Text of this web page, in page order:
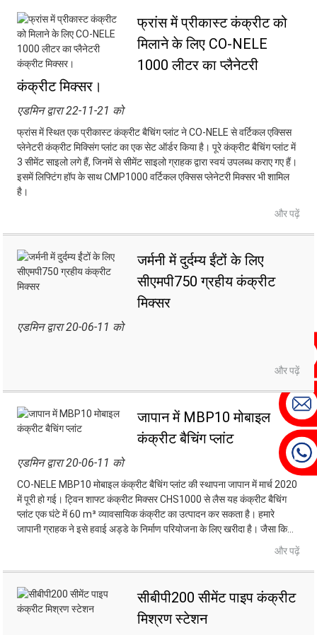
फ्रांस में प्रीकास्ट कंक्रीट को
मिलाने के लिए CO-NELE
1000 लीटर का प्लैनेटरी
कंक्रीट मिक्सर।
एडमिन द्वारा 22-11-21 को
फ्रांस में स्थित एक प्रीकास्ट कंक्रीट बैचिंग प्लांट ने CO-NELE से वर्टिकल एक्सिस
प्लेनेटरी कंक्रीट मिक्सिंग प्लांट का एक सेट ऑर्डर किया है। पूरे कंक्रीट बैचिंग प्लांट में
3 सीमेंट साइलो लगे हैं, जिनमें से सीमेंट साइलो ग्राहक द्वारा स्वयं उपलब्ध कराए गए हैं।
इसमें लिफ्टिंग हॉप के साथ CMP1000 वर्टिकल एक्सिस प्लेनेटरी मिक्सर भी शामिल
है।
और पढ़ें
जर्मनी में दुर्दम्य ईंटों के लिए
सीएमपी750 ग्रहीय कंक्रीट
मिक्सर
एडमिन द्वारा 20-06-11 को
और पढ़ें
जापान में MBP10 मोबाइल
कंक्रीट बैचिंग प्लांट
एडमिन द्वारा 20-06-11 को
CO-NELE MBP10 मोबाइल कंक्रीट बैचिंग प्लांट की स्थापना जापान में मार्च 2020
में पूरी हो गई। ट्विन शाफ्ट कंक्रीट मिक्सर CHS1000 से लैस यह कंक्रीट बैचिंग
प्लांट एक घंटे में 60 m³ व्यावसायिक कंक्रीट का उत्पादन कर सकता है। हमारे
जापानी ग्राहक ने इसे हवाई अड्डे के निर्माण परियोजना के लिए खरीदा है। जैसा कि...
और पढ़ें
सीबीपी200 सीमेंट पाइप कंक्रीट
मिश्रण स्टेशन